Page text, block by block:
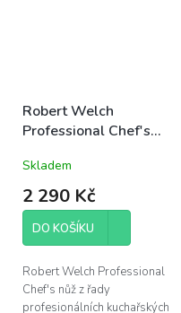
Robert Welch
Professional Chef's
(RWPSA20234V)
Skladem
2 290 Kč
DO KOŠÍKU
Robert Welch Professional
Chef's nůž z řady
profesionálních kuchařských